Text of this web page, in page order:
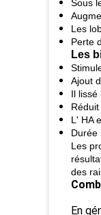
Sous
Les
Perte
Les
Ajout
Il lissé
L' HA
Durée
Les
des
En